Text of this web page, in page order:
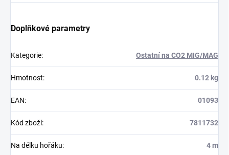
Doplňkové parametry
Kategorie: Ostatní na CO2 MIG/MAG
Hmotnost: 0.12 kg
EAN: 01093
Kód zboží: 7811732
Na délku hořáku: 4 m